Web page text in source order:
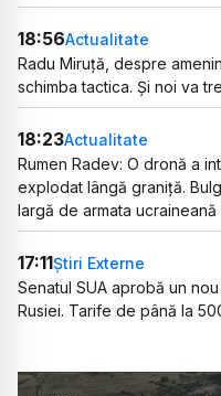
18:56Actualitate
Radu Miruță, despre
schimba tactica. Și noi va
18:23Actualitate
Rumen Radev: O dronă a
explodat lângă graniță.
largă de armata ucraineană
17:11Știri Externe
Senatul SUA aprobă un
Rusiei. Tarife de până la